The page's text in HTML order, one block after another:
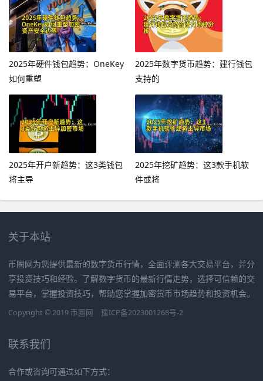
2025年硬件钱包趋势：OneKey
如何重塑
2025年数字货币趋势：建行钱包
支持的
2025年开户新趋势：这3类钱包
将主导
2025年挖矿趋势：这3款手机软
件或将
关于本站
币圈网为您提供最新的数字货币行情，全面评测各大交易平台，并分
享投资技巧和经验。了解数字货币的最新行情走势，选择可信赖的交
易平台，掌握投资技巧，帮助您掌握加密货币市场趋势和投资机会。
Copyright © 2019 币圈网 豫ICP备2023001268号-2
联系我们
合作或咨询可通过如下方式：